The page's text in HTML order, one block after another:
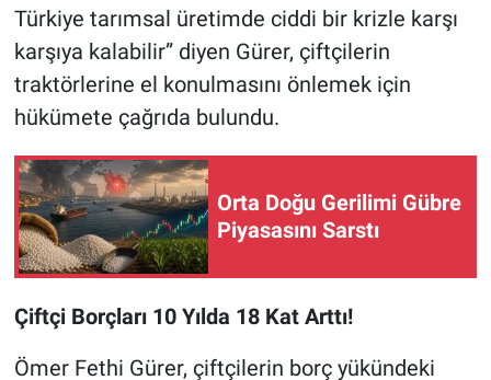
Türkiye tarımsal üretimde ciddi bir krizle karşı
karşıya kalabilir” diyen Gürer, çiftçilerin
traktörlerine el konulmasını önlemek için
hükümete çağrıda bulundu.
Orta Doğu Gerilimi Gübre
Piyasasını Sarstı
Çiftçi Borçları 10 Yılda 18 Kat Arttı!
Ömer Fethi Gürer, çiftçilerin borç yükündeki